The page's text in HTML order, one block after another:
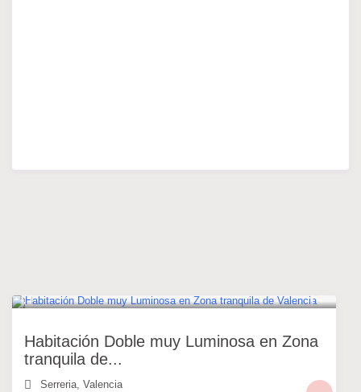
Habitación Doble muy Luminosa en Zona
tranquila de...
Serreria,Valencia